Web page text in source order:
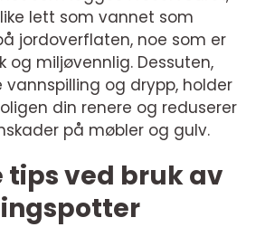
lett som vannet som
jordoverflaten, noe som er
og miljøvennlig. Dessuten,
og drypp, holder
din renere og reduserer
på møbler og gulv.
tips ved bruk av